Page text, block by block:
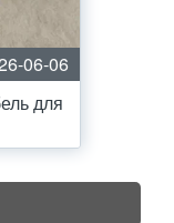
06-06
для